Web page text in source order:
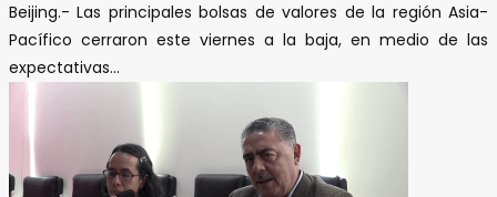
Beijing.- Las principales bolsas de valores de la región Asia-
Pacífico cerraron este viernes a la baja, en medio de las
expectativas...